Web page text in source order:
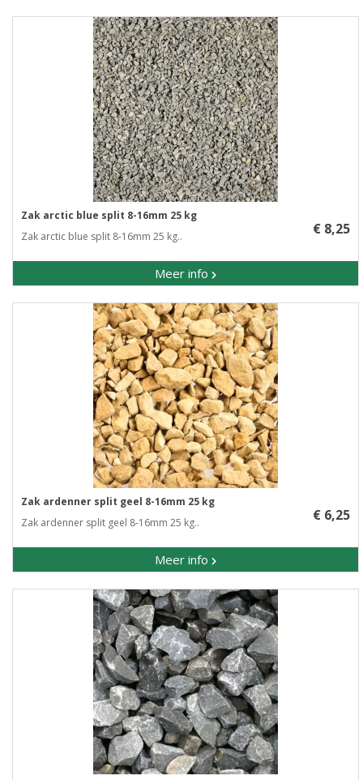
Zak arctic blue split 8-16mm 25 kg
Zak arctic blue split 8-16mm 25 kg..
Meer info
€ 8,25
Zak ardenner split geel 8-16mm 25 kg
Zak ardenner split geel 8-16mm 25 kg..
Meer info
€ 6,25